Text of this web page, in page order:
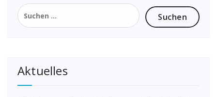
Suchen
nach:
Aktuelles